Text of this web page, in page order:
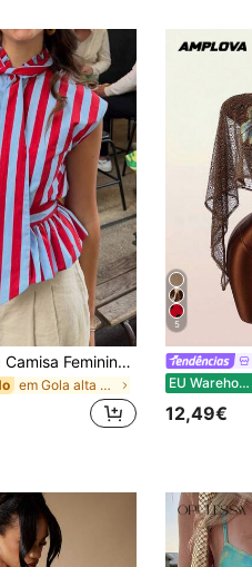
Mellowy Nova Camisa Feminina de Primavera/Outono Estilo Europeu e Americano Moda com Laço e Riscas Verão
em Gola alta Tops, blusas e camisetas femininas
5
EU Warehouse
12,49€